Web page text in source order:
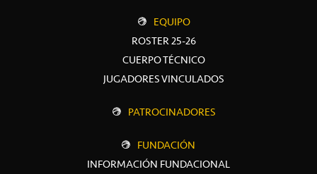
EQUIPO
ROSTER 25-26
CUERPO TÉCNICO
JUGADORES VINCULADOS
PATROCINADORES
FUNDACIÓN
INFORMACIÓN FUNDACIONAL